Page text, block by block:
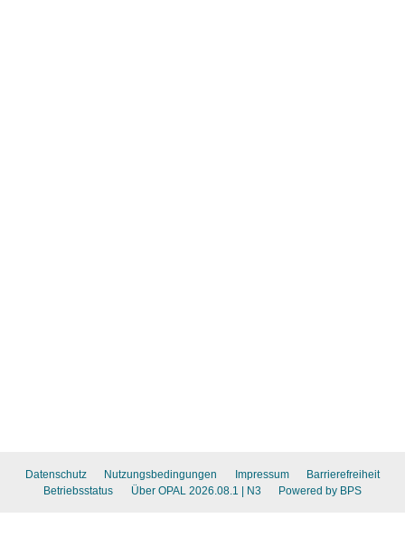
Datenschutz Nutzungsbedingungen Impressum
Barrierefreiheit
Betriebsstatus
Über OPAL 2026.08.1 | N3 Powered by BPS